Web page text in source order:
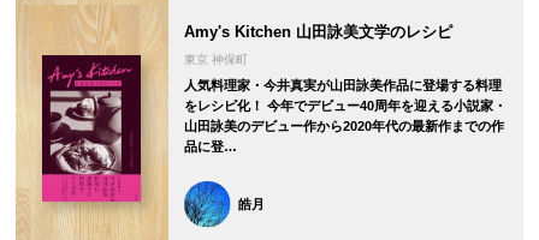
Amy's Kitchen 山田詠美文学のレシピ
東京 神保町
人気料理家・今井真実が山田詠美作品に登場する料理
をレシピ化！ 今年でデビュー40周年を迎える小説家・
山田詠美のデビュー作から2020年代の最新作までの作
品に登…
皓月